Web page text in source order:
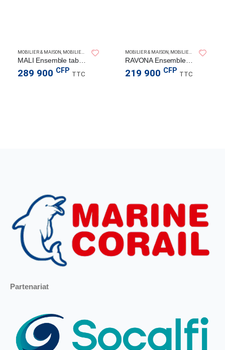
MOBILIER & MAISON MOBILIER D’EXTÉRIEUR TABLE À MANGER
MALI Ensemble table à manger 7 pièces
289 900 CFP TTC
MOBILIER & MAISON MOBILIER D’EXTÉRIEUR
RAVONA Ensemble salon d’extérieur 4 pièces
219 900 CFP TTC
Partenariat